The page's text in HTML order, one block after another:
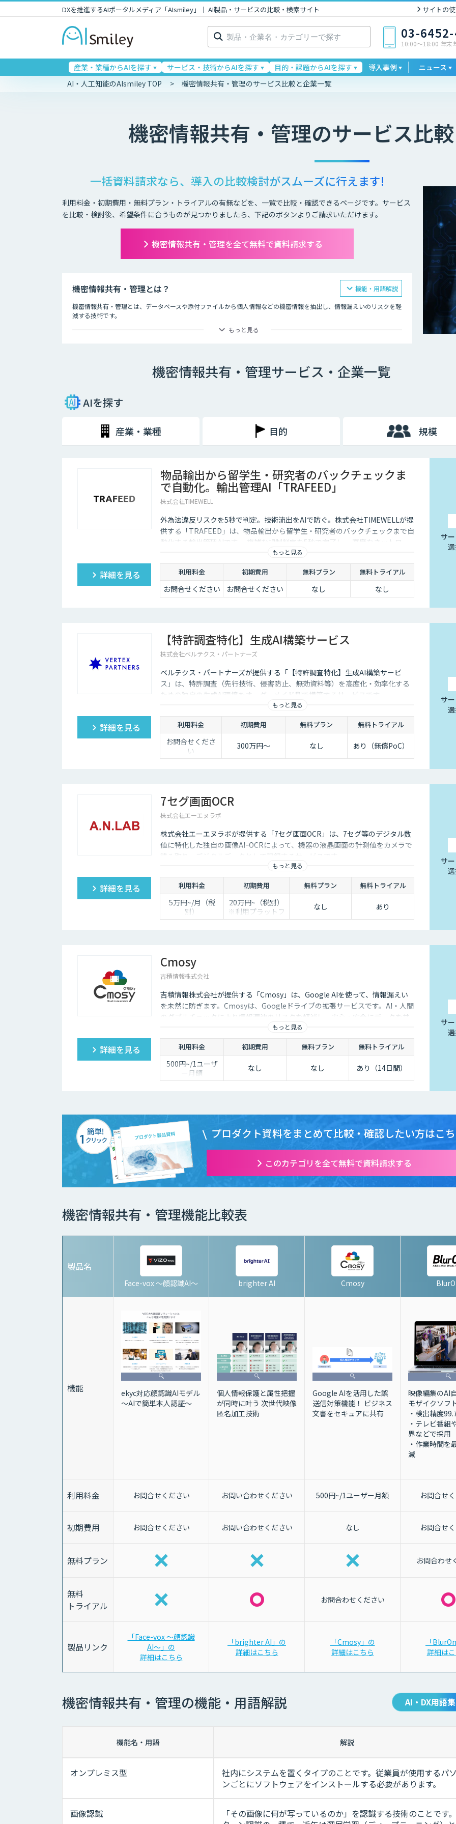
DXを推進するAIポータルメディア「AIsmiley」｜ AI製品・サービスの比較・検索サイト サイトの
検
索: 03-
10:00〜18:00 年末
産業・業種からAIを探す サービス・技術からAIを探す 目的・課題からAIを探す 導入事例
ニュース
AI・人工知能のAIsmiley TOP
機密情報共有・管理のサービス比較と企業一覧
機密情報共有・管理のサービス比
一括資料請求なら、導入の比較検討がスムーズに行えます!
利用料金・初期費用・無料プラン・トライアルの有無などを、一覧で比較・確認できるページです。サービス
を比較・検討後、希望条件に合うものが見つかりましたら、下記のボタンよりご請求いただけます。
機密情報共有・管理を全て無料で資料請求する
機密情報共有・管理とは？
機密情報共有・管理とは、データベースや添付ファイルから個人情報などの機密情報を抽出し、情報漏えいのリスクを軽
減する技術です。
AI プロジェクトの中心には機密データが存在することが多いため、セキュリティとプライバシーの管理が重要です。
もっと見る
機能・用語解説
機密情報共有・管理サービス・企業一覧
AIを探す
産業・業種 目的 規模
物品輸出から留学生・研究者のバックチェックま
で自動化。輸出管理AI「TRAFEED」
株式会社TIMEWELL
外為法違反リスクを5秒で判定。技術流出をAIで防ぐ。株式会社TIMEWELLが提
供する「TRAFEED」は、物品輸出から留学生・研究者のバックチェックまで自
動化する輸出管理AIです 。複雑な規制判定を5秒で完了し 、高度なネットワー
ク分析で目に見えない流出リスクを最小化します 。
もっと見る
詳細を見る 利用料金 初期費用 無料プラン 無料トライアル
お問合せください お問合せください なし なし
サ
【特許調査特化】生成AI構築サービス
株式会社ベルテクス・パートナーズ
ベルテクス・パートナーズが提供する「【特許調査特化】生成AI構築サービ
ス」は、特許調査（先行技術、侵害防止、無効資料等）を高度化・効率化する
ための独自の生成AI環境をオーダーメイド型で構築するサービスです
もっと見る
詳細を見る 利用料金 初期費用 無料プラン 無料トライアル
お問合せくださ
い
300万円～ なし あり（無償PoC）
サ
7セグ画面OCR
株式会社エーエヌラボ
株式会社エーエヌラボが提供する「7セグ画面OCR」は、7セグ等のデジタル数
値に特化した独自の画像AIｰOCRによって、機器の液晶画面の計測値をカメラで
読み取り、デジタルデータとして記録するサービスです
もっと見る
詳細を見る 利用料金 初期費用 無料プラン 無料トライアル
5万円~/月（税
別）
※ユーザ数、使用
20万円~（税別）
※利用プラットフ
ォームや必要なチ
なし あり
サ
Cmosy
吉積情報株式会社
吉積情報株式会社が提供する「Cmosy」は、Google AIを使って、情報漏えい
を未然に防ぎます。Cmosyは、Googleドライブの拡張サービスです。AI・人間
のダブルチェックにより情報漏洩のリスクを軽減し、安心・安全にデータを共
もっと見る
詳細を見る 利用料金 初期費用 無料プラン 無料トライアル
500円~/1ユーザ
ー月額
なし なし あり（14日間）
サ
プロダクト資料をまとめて比較・確認したい方はこ
このカテゴリを全て無料で資料請求する
機密情報共有・管理機能比較表
製品名
Face-vox 〜顔認識AI〜 brighter AI Cmosy
機能
ekyc対応顔認識AIモデル
〜AIで簡単本人認証〜
個人情報保護と属性把握
が同時に叶う 次世代映像
匿名加工技術
Google AIを活用した誤
送信対策機能！ ビジネス
文書をセキュアに共有
映像編集のAI
モザイクソフ
・検出精度
・テレビ番組
界などで採用
・作業時間を
減
利用料金 お問合せください お問い合わせください 500円~/1ユーザー月額 お問合せ
初期費用 お問合せください お問い合わせください なし お問合せ
無料プラン お問合わせ
無料
トライアル
お問合わせください
製品リンク
「Face-vox 〜顔認識
AI〜」の
詳細はこちら
「brighter AI」の
詳細はこちら
「Cmosy」の
詳細はこちら
「
詳細は
機密情報共有・管理の機能・用語解説 AI・DX用語集
機能名・用語 解説
オンプレミス型
社内にシステムを置くタイプのことです。従業員が使用するパ
ンごとにソフトウェアをインストールする必要があります。
画像認識
「その画像に何が写っているのか」を認識する技術のことです